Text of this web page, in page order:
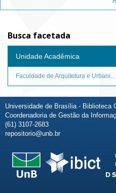
Busca facetada
Unidade Acadêmica
Faculdade de Arquitetura e Urbani...
Universidade de Brasília - Biblioteca
Coordenadoria de Gestão da
(61) 3107-2683
repositorio@unb.br